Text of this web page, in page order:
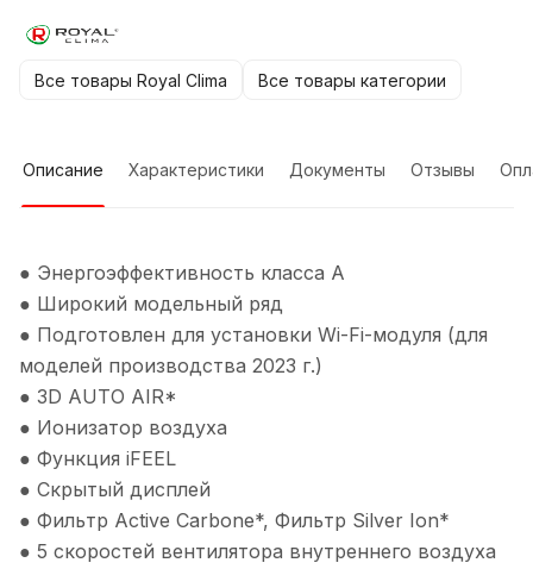
Все товары Royal Clima Все товары категории
Описание Характеристики Документы Отзывы
● Энергоэффективность класса А
● Широкий модельный ряд
● Подготовлен для установки Wi-Fi-модуля (для
моделей производства 2023 г.)
● 3D AUTO AIR*
● Ионизатор воздуха
● Функция iFEEL
● Скрытый дисплей
● Фильтр Active Carbone*, Фильтр Silver Ion*
● 5 скоростей вентилятора внутреннего воздуха